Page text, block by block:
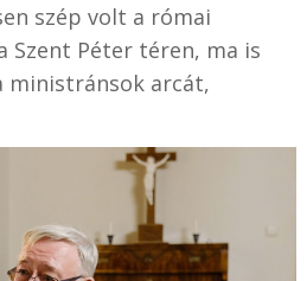
szép volt a római
Szent Péter téren, ma is
ministránsok arcát,